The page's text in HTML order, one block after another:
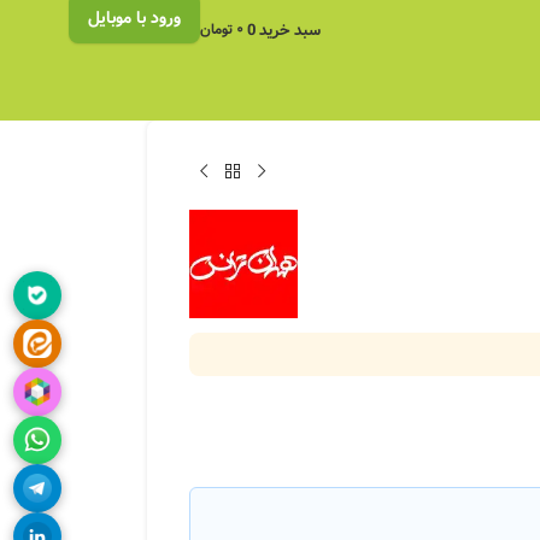
سبد خرید0۰ تومان ورود با موبایل